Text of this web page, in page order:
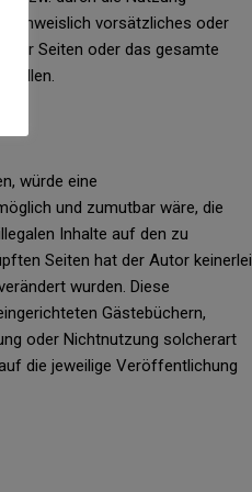
vorsätzliches oder
der Seiten oder das gesamte
würde eine
und zumutbar wäre, die
Inhalte auf den zu
Seiten hat der Autor keinerlei
wurden. Diese
Gästebüchern,
oder Nichtnutzung solcherart
die jeweilige Veröffentlichung